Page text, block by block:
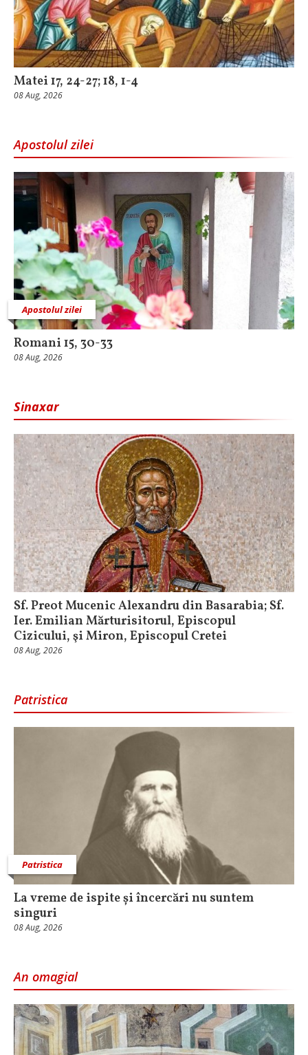
Matei 17, 24-27; 18, 1-4
08 Aug, 2026
Apostolul zilei
Apostolul zilei
Romani 15, 30-33
08 Aug, 2026
Sinaxar
Sf. Preot Mucenic Alexandru din Basarabia; Sf.
Ier. Emilian Mărturisitorul, Episcopul
Cizicului, şi Miron, Episcopul Cretei
08 Aug, 2026
Patristica
Patristica
La vreme de ispite și încercări nu suntem
singuri
08 Aug, 2026
An omagial